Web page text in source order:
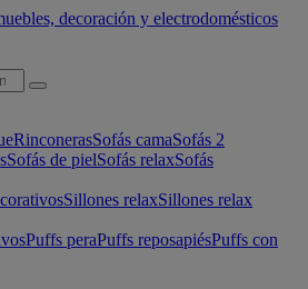
RinconerasSofás camaSofás 2
Sofás de pielSofás relaxSofás
Sillones relaxSillones relax
Puffs peraPuffs reposapiésPuffs con